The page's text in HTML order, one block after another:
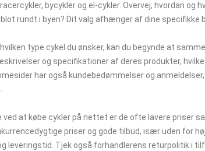
bycykler og el-cykler. Overvej, hvordan og
rundt i byen? Dit valg afhænger af dine specifikke
type cykel du ønsker, kan du begynde at
og specifikationer af deres produkter,
har også kundebedømmelser og
at købe cykler på nettet er de ofte lavere priser
priser og gode tilbud, især uden for
leveringstid. Tjek også forhandlerens returpolitik i